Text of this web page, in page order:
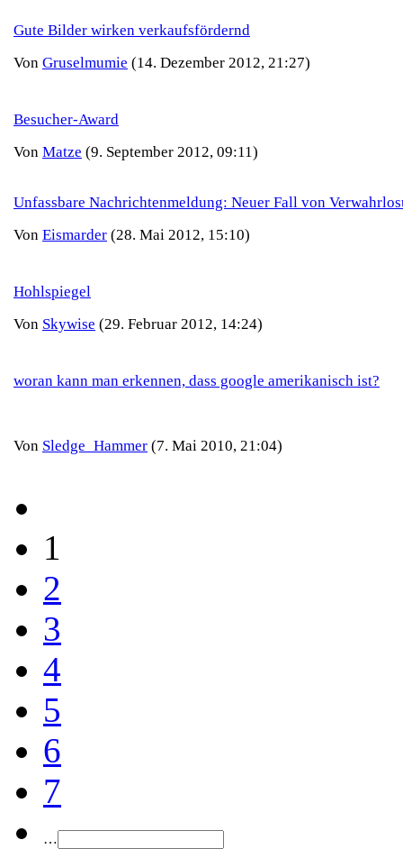
Gute Bilder wirken verkaufsfördernd
Von Gruselmumie (14. Dezember 2012, 21:27)
Besucher-Award
Von Matze (9. September 2012, 09:11)
Unfassbare Nachrichtenmeldung: Neuer Fall von
Von Eismarder (28. Mai 2012, 15:10)
Hohlspiegel
Von Skywise (29. Februar 2012, 14:24)
woran kann man erkennen, dass google amerikanisch ist?
Von Sledge_Hammer (7. Mai 2010, 21:04)
1
2
3
4
5
6
7
…